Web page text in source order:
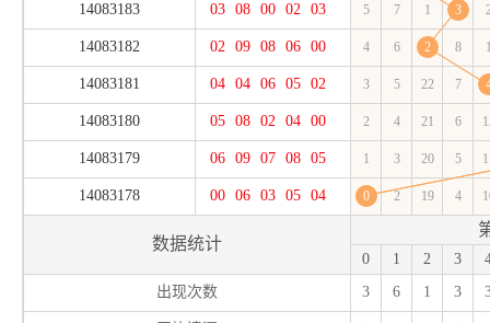
14083183 03 08 00 02 03 5 7 1 3
14083182 02 09 08 06 00 4 6 2 8
14083181 04 04 06 05 02 3 5 22 7
14083180 05 08 02 04 00 2 4 21 6
14083179 06 09 07 08 05 1 3 20 5
14083178 00 06 03 05 04 0 2 19 4
数据统计
0 1 2 3
出现次数
3 6 1 3